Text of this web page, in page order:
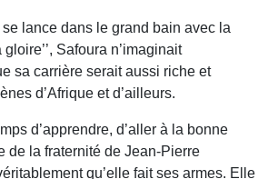
lance dans le grand bain avec la
gloire’’, Safoura n’imaginait
sa carrière serait aussi riche et
d’Afrique et d’ailleurs.
d’apprendre, d’aller à la bonne
de la fraternité de Jean-Pierre
qu’elle fait ses armes. Elle